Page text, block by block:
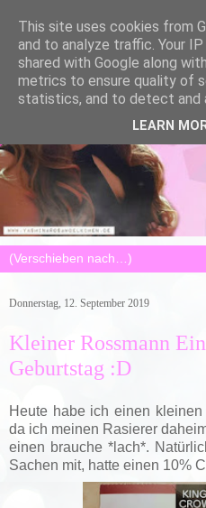
Donnerstag, 12. September 2019
Kleiner Rossmann
Geburtstag :D
Heute habe ich einen
da ich meinen Rasierer
einen brauche *lach*.
Sachen mit, hatte einen 10%
This site uses cookies from
and to analyze traffic. Your
shared with Google along
metrics to ensure quality of
statistics, and to detect and
LEARN